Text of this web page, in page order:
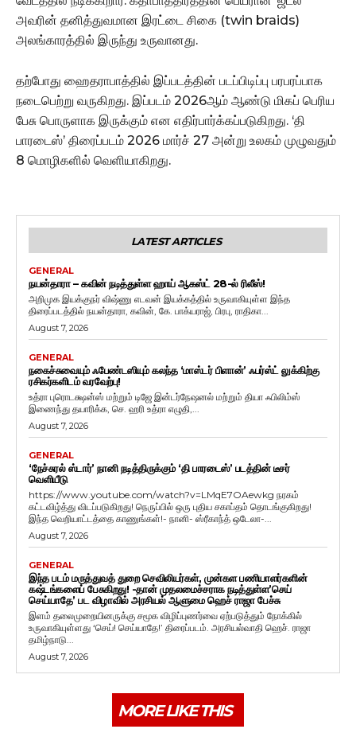
அவரின் தனித்துவமான இரட்டை சிகை (twin braids)
அலங்காரத்தில் இருந்து உருவானது.
தற்போது ஹைதராபாத்தில் இப்படத்தின் படப்பிடிப்பு பரபரப்பாக
நடைபெற்று வருகிறது. இப்படம் 2026ஆம் ஆண்டு மிகப் பெரிய
பேசு பொருளாக இருக்கும் என எதிர்பார்க்கப்படுகிறது. ‘தி
பாரடைஸ்’ திரைப்படம் 2026 மார்ச் 27 அன்று உலகம் முழுவதும்
8 மொழிகளில் வெளியாகிறது.
LATEST ARTICLES
GENERAL
நயன்தாரா – கவின் நடித்துள்ள ஹாய் ஆகஸ்ட் 28-ல் ரிலீஸ்!
அறிமுக இயக்குநர் விஷ்ணு எடவன் இயக்கத்தில் உருவாகியுள்ள இந்த
திரைப்படத்தில் நயன்தாரா, கவின், கே. பாக்யராஜ், பிரபு, ராதிகா...
August 7, 2026
GENERAL
நகைச்சுவையும் ஃபேண்டஸியும் கலந்த ‘மாஸ்டர் பிளான்’ ஃபர்ஸ்ட் லுக்கிற்கு
ரசிகர்களிடம் வரவேற்பு!
உத்ரா புரொடக்ஷன்ஸ் மற்றும் டிஜே இன்டர்நேஷனல் மற்றும் தியா ஃபிலிம்ஸ்
இணைந்து தயாரிக்க, செ. ஹரி உத்ரா எழுதி,...
August 7, 2026
GENERAL
‘நேச்சுரல் ஸ்டார்’ நானி நடித்திருக்கும் ‘தி பாரடைஸ்’ படத்தின் டீசர்
வெளியீடு
https://www.youtube.com/watch?v=LMqE7OAewkg நரகம்
கட்டவிழ்த்து விடப்படுகிறது! நெருப்பில் ஒரு புதிய சகாப்தம் தொடங்குகிறது!
இந்த வெறியாட்டத்தை காணுங்கள்!- நானி- ஸ்ரீகாந்த் ஒடேலா-...
August 7, 2026
GENERAL
இந்த படம் மருத்துவத் துறை செவிலியர்கள், முன்கள பணியாளர்களின்
கஷ்டங்களைப் பேசுகிறது! -தான் முதலமைச்சராக நடித்துள்ள’செய்
செய்யாதே’ பட விழாவில் அரசியல் ஆளுமை ஹெச் ராஜா பேச்சு
இளம் தலைமுறையினருக்கு சமூக விழிப்புணர்வை ஏற்படுத்தும் நோக்கில்
உருவாகியுள்ளது ‘செய்! செய்யாதே!’ திரைப்படம். அரசியல்வாதி ஹெச். ராஜா
தமிழ்நாடு...
August 7, 2026
MORE LIKE THIS